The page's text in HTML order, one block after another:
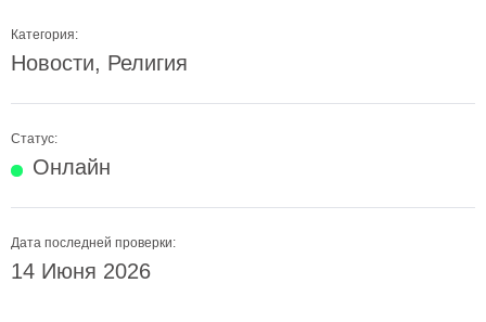
Категория:
Новости, Религия
Статус:
Онлайн
Дата последней проверки:
14 Июня 2026